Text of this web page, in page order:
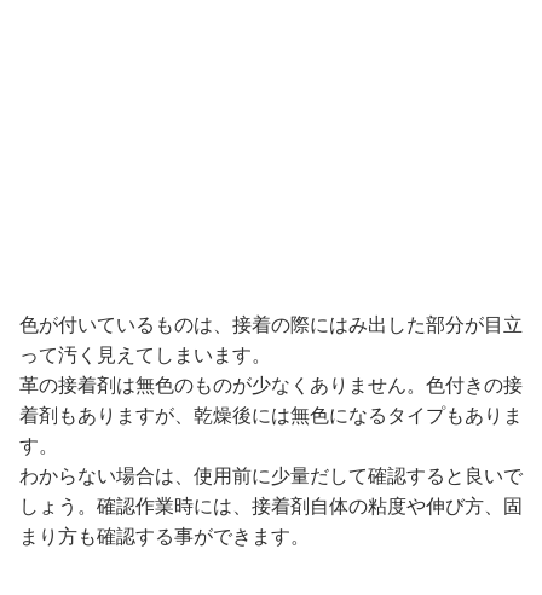
色が付いているものは、接着の際にはみ出した部分が目立
って汚く見えてしまいます。
革の接着剤は無色のものが少なくありません。色付きの接
着剤もありますが、乾燥後には無色になるタイプもありま
す。
わからない場合は、使用前に少量だして確認すると良いで
しょう。確認作業時には、接着剤自体の粘度や伸び方、固
まり方も確認する事ができます。